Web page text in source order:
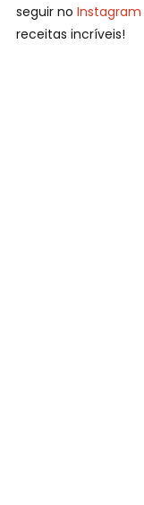
seguir no Instagram
receitas incríveis!